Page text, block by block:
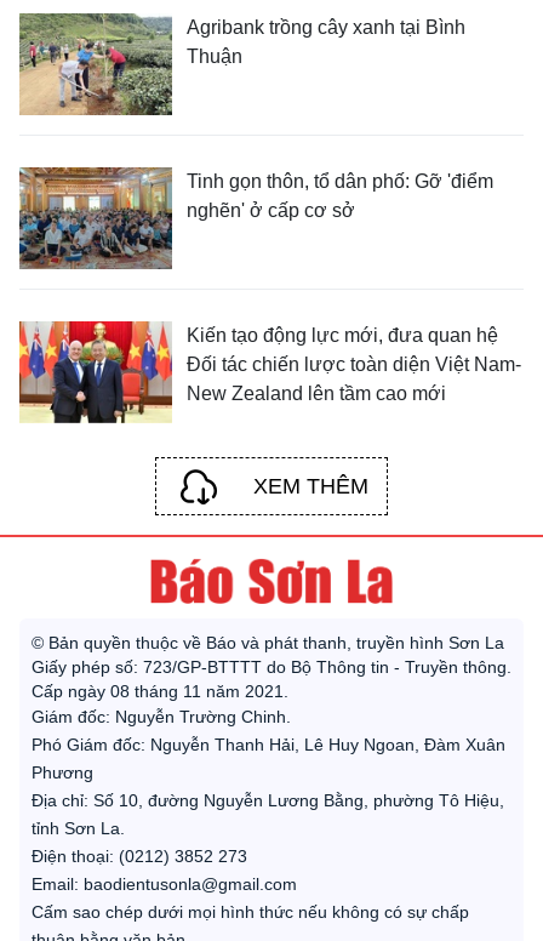
Agribank trồng cây xanh tại Bình
Thuận
Tinh gọn thôn, tổ dân phố: Gỡ 'điểm
nghẽn' ở cấp cơ sở
Kiến tạo động lực mới, đưa quan hệ
Đối tác chiến lược toàn diện Việt Nam-
New Zealand lên tầm cao mới
XEM THÊM
© Bản quyền thuộc về Báo và phát thanh, truyền hình Sơn La
Giấy phép số: 723/GP-BTTTT do Bộ Thông tin - Truyền thông.
Cấp ngày 08 tháng 11 năm 2021.
Giám đốc: Nguyễn Trường Chinh.
Phó Giám đốc: Nguyễn Thanh Hải, Lê Huy Ngoan, Đàm Xuân
Phương
Địa chỉ: Số 10, đường Nguyễn Lương Bằng, phường Tô Hiệu,
tỉnh Sơn La.
Điện thoại: (0212) 3852 273
Email: baodientusonla@gmail.com
Cấm sao chép dưới mọi hình thức nếu không có sự chấp